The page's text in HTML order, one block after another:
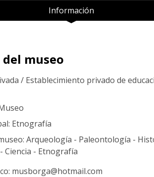
Información
museo
/ Establecimiento privado de
Etnografía
Arqueología - Paleontología -
- Ciencia - Etnografía
musborga@hotmail.com